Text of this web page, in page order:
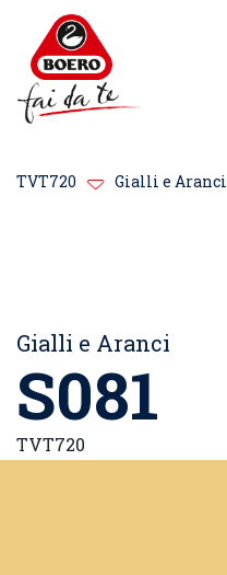
TVT720 Gialli e Aranci
Gialli e Aranci
S081
TVT720